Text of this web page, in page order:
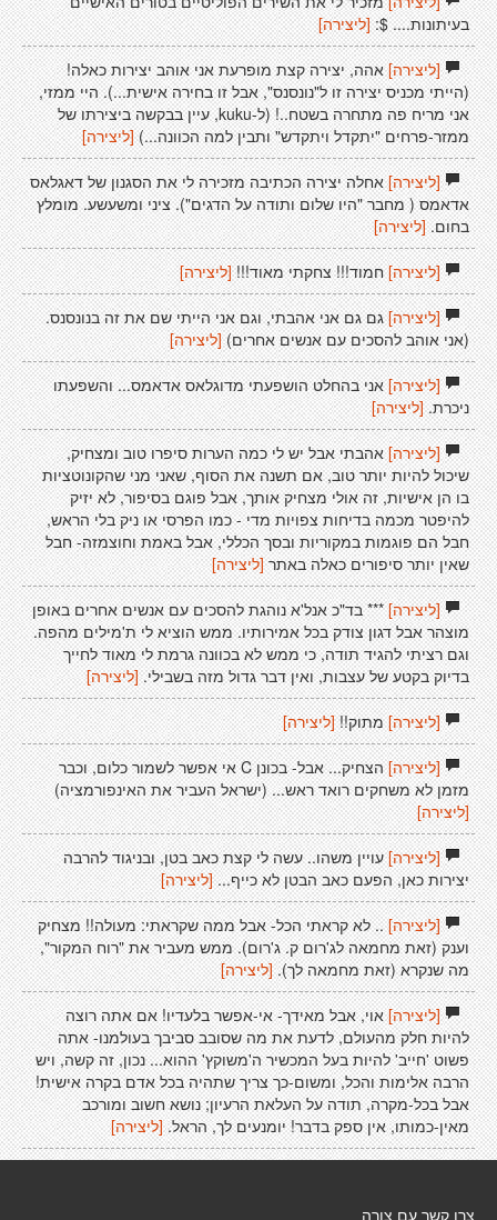
בעיתונות.... $: [ליצירה]
[ליצירה]אהה, יצירה קצת מופרעת אני אוהב יצירות כאלה!
(הייתי מכניס יצירה זו ל"נונסנס", אבל זו בחירה אישית...). היי ממזי,
אני מריח פה מתחרה בשטח..! (ל-kuku, עיין בבקשה ביצירתו של
ממזר-פרחים "יתקדל ויתקדש" ותבין למה הכוונה...) [ליצירה]
[ליצירה]אחלה יצירה הכתיבה מזכירה לי את הסגנון של דאגלאס
אדאמס ( מחבר "היו שלום ותודה על הדגים"). ציני ומשעשע. מומלץ
בחום. [ליצירה]
[ליצירה]חמוד!!! צחקתי מאוד!!! [ליצירה]
[ליצירה]גם גם אני אהבתי, וגם אני הייתי שם את זה בנונסנס.
(אני אוהב להסכים עם אנשים אחרים) [ליצירה]
[ליצירה]אני בהחלט הושפעתי מדוגלאס אדאמס... והשפעתו
ניכרת. [ליצירה]
[ליצירה]אהבתי אבל יש לי כמה הערות סיפרו טוב ומצחיק,
שיכול להיות יותר טוב, אם תשנה את הסוף, שאני מני שהקונוטציות
בו הן אישיות, זה אולי מצחיק אותך, אבל פוגם בסיפור, לא יזיק
להיפטר מכמה בדיחות צפויות מדי - כמו הפרסי או ניק בלי הראש,
חבל הם פוגמות במקוריות ובסך הכללי, אבל באמת וחוצמזה- חבל
שאין יותר סיפורים כאלה באתר [ליצירה]
[ליצירה]*** בד"כ אנל'א נוהגת להסכים עם אנשים אחרים באופן
מוצהר אבל דגון צודק בכל אמירותיו. ממש הוציא לי ת'מילים מהפה.
וגם רציתי להגיד תודה, כי ממש לא בכוונה גרמת לי מאוד לחייך
בדיוק בקטע של עצבות, ואין דבר גדול מזה בשבילי. [ליצירה]
[ליצירה]מתוק!! [ליצירה]
[ליצירה]
הצחיק... אבל- בכונן C אי אפשר לשמור כלום, וכבר
מזמן לא משחקים רואד ראש... (ישראל העביר את האינפורמציה)
[ליצירה]
[ליצירה]עויין משהו.. עשה לי קצת כאב בטן, ובניגוד להרבה
יצירות כאן, הפעם כאב הבטן לא כייף... [ליצירה]
[ליצירה].. לא קראתי הכל- אבל ממה שקראתי: מעולה!! מצחיק
וענק (זאת מחמאה לג'רום ק. ג'רום). ממש מעביר את "רוח המקור",
מה שנקרא (זאת מחמאה לך).[ליצירה]
[ליצירה]אוי, אבל מאידך- אי-אפשר בלעדיו! אם אתה רוצה
להיות חלק מהעולם, לדעת את מה שסובב סביבך בעולמנו- אתה
פשוט 'חייב' להיות בעל המכשיר ה'משוקץ' ההוא... נכון, זה קשה, ויש
הרבה אלימות והכל, ומשום-כך צריך שתהיה בכל אדם בקרה אישית!
אבל בכל-מקרה, תודה על העלאת הרעיון; נושא חשוב ומורכב
מאין-כמותו, אין ספק בדבר! יומנעים לך, הראל. [ליצירה]
צרו קשר עם צורה